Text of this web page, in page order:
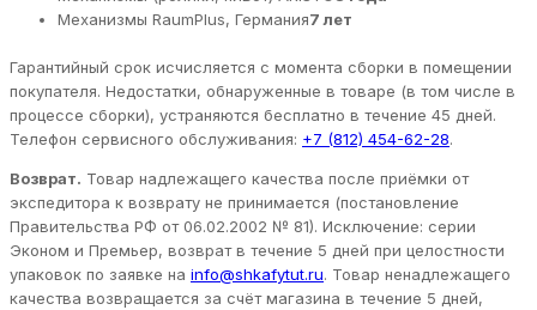
Механизмы RaumPlus, Германия7 лет
Гарантийный срок исчисляется с момента сборки в помещении
покупателя. Недостатки, обнаруженные в товаре (в том числе в
процессе сборки), устраняются бесплатно в течение 45 дней.
Телефон сервисного обслуживания: +7 (812) 454-62-28.
Возврат. Товар надлежащего качества после приёмки от
экспедитора к возврату не принимается (постановление
Правительства РФ от 06.02.2002 № 81). Исключение: серии
Эконом и Премьер, возврат в течение 5 дней при целостности
упаковок по заявке на info@shkafytut.ru. Товар ненадлежащего
качества возвращается за счёт магазина в течение 5 дней,